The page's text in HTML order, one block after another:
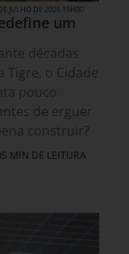
JULHO DE 2026 15H00
um
décadas
Tigre, o Cidade
pouco
de erguer
construir?
MIN DE LEITURA